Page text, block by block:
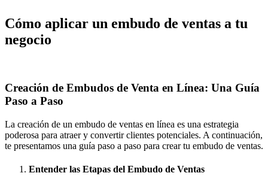
Cómo aplicar un embudo de ventas a tu
negocio
Creación de Embudos de Venta en Línea: Una Guía
Paso a Paso
La creación de un embudo de ventas en línea es una estrategia
poderosa para atraer y convertir clientes potenciales. A continuación,
te presentamos una guía paso a paso para crear tu embudo de ventas.
Entender las Etapas del Embudo de Ventas